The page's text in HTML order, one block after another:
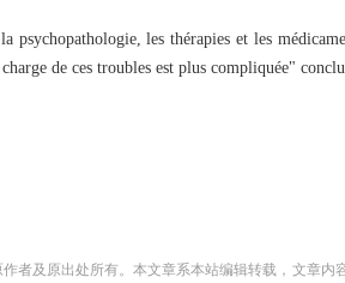
psychopathologie, les thérapies et les
de ces troubles est plus compliquée"
者及原出处所有。本文章系本站编辑转载，文章